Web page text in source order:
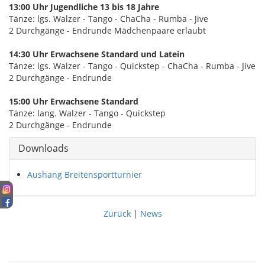
13:00 Uhr Jugendliche 13 bis 18 Jahre
Tänze: lgs. Walzer - Tango - ChaCha - Rumba - Jive
2 Durchgänge - Endrunde Mädchenpaare erlaubt
14:30 Uhr Erwachsene Standard und Latein
Tänze: lgs. Walzer - Tango - Quickstep - ChaCha - Rumba - Jive
2 Durchgänge - Endrunde
15:00 Uhr Erwachsene Standard
Tänze: lang. Walzer - Tango - Quickstep
2 Durchgänge - Endrunde
Downloads
Aushang Breitensportturnier
Zurück | News